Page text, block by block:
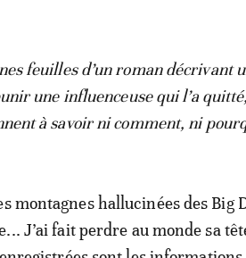
feuilles d’un roman décrivant
une influenceuse qui l’a
à savoir ni comment, ni
montagnes hallucinées des Big
J’ai fait perdre au monde sa